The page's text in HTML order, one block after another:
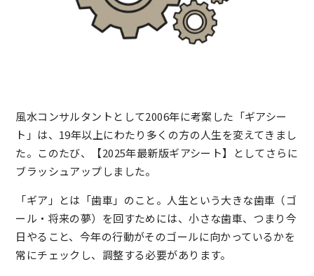
風水コンサルタントとして2006年に考案した「ギアシー
ト」は、19年以上にわたり多くの方の人生を変えてきまし
た。このたび、【2025年最新版ギアシート】としてさらに
ブラッシュアップしました。
「ギア」とは「歯車」のこと。人生という大きな歯車（ゴ
ール・将来の夢）を回すためには、小さな歯車、つまり今
日やること、今年の行動がそのゴールに向かっているかを
常にチェックし、調整する必要があります。